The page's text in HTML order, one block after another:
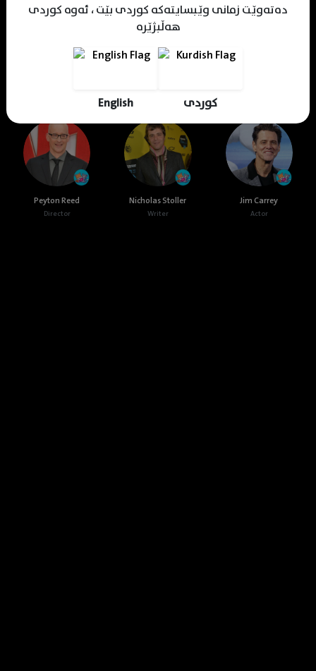
دەتەوێت زمانی وێبسایتەکە کوردی بێت ، ئەوە کوردی
هەڵبژێرە
English کوردی
Designer
Cast & Crew
Peyton Reed
Director
Nicholas Stoller
Writer
Jim Carrey
Actor